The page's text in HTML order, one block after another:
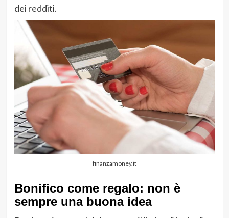
dei redditi.
finanzamoney.it
Bonifico come regalo: non è
sempre una buona idea